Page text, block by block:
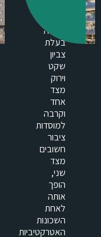
שכונה
בעלת
צביון
שקט
וירוק
מצד
אחד
וקרבה
למוסדות
ציבור
חשובים
מצד
שני,
הופך
אותה
לאחת
השכונות
האטרקטיביות